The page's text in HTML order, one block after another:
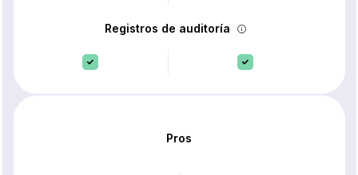
Registros de auditoría
Pros